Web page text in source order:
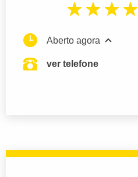
Aberto agora
ver telefone